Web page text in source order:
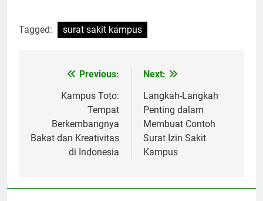
Tagged: surat sakit kampus
navigation
Previous:
Kampus Toto:
Tempat
Berkembangnya
Bakat dan Kreativitas
di Indonesia
Next:
Langkah-Langkah
Penting dalam
Membuat Contoh
Surat Izin Sakit
Kampus